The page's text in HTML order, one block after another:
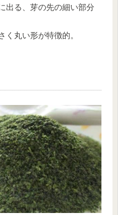
出る、芽の先の細い部分
く丸い形が特徴的。